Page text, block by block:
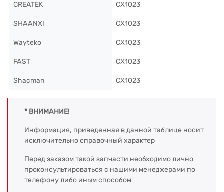
CREATEK CX1023
SHAANXI CX1023
Wayteko CX1023
FAST CX1023
Shacman CX1023
* ВНИМАНИЕ!
Информация, приведенная в данной таблице носит
исключительно справочный характер
Перед заказом такой запчасти необходимо лично
проконсультироваться с нашими менеджерами по
телефону либо иным способом